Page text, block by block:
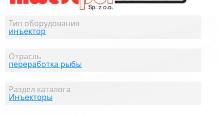
Тип оборудования
инъектор
Отрасль
переработка рыбы
Раздел каталога
Инъекторы